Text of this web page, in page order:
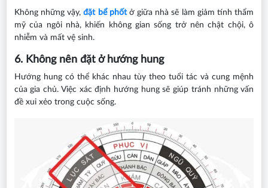
Không những vậy,đặt bể phốtở giữa nhà sẽ làm giảm tính thẩm
mỹ của ngôi nhà, khiến không gian sống trở nên chật chội, ô
nhiễm và mất vệ sinh.
6. Không nên đặt ở hướng hung
Hướng hung có thể khác nhau tùy theo tuổi tác và cung mệnh
của gia chủ. Việc xác định hướng hung sẽ giúp tránh những vấn
đề xui xẻo trong cuộc sống.